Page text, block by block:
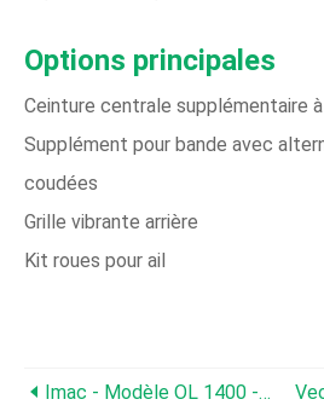
Options principales
Ceinture centrale supplémentaire
Supplément pour bande avec
coudées
Grille vibrante arrière
Kit roues pour ail
Imac - Modèle OL 1400 - Chargeur D'oignons À Haut Rendement